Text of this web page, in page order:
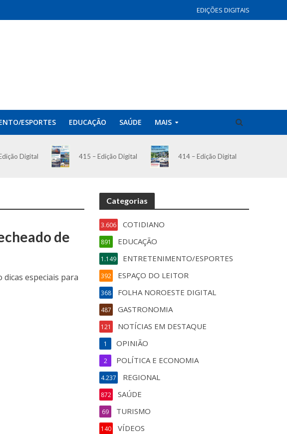
EDIÇÕES DIGITAIS
ESPORTES EDUCAÇÃO SAÚDE MAIS
Digital 415 – Edição Digital 414 – Edição Digital
de
especiais para
Categorias
COTIDIANO
3.606
EDUCAÇÃO
891
ENTRETENIMENTO/ESPORTES
1.149
ESPAÇO DO LEITOR
392
FOLHA NOROESTE DIGITAL
368
GASTRONOMIA
487
NOTÍCIAS EM DESTAQUE
121
OPINIÃO
1
POLÍTICA E ECONOMIA
2
REGIONAL
4.237
SAÚDE
872
TURISMO
69
VÍDEOS
140